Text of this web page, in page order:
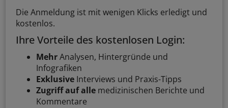
Die Anmeldung ist mit wenigen Klicks erledigt und
kostenlos.
Ihre Vorteile des kostenlosen Login:
MehrAnalysen, Hintergründe und
Infografiken
Exklusive Interviews und Praxis-Tipps
Zugriff auf alle medizinischen Berichte und
Kommentare